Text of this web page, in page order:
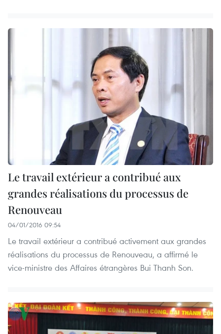
Le travail extérieur a contribué aux
grandes réalisations du processus de
Renouveau
04/01/2016 09:54
Le travail extérieur a contribué activement aux grandes
réalisations du processus de Renouveau, a affirmé le
vice-ministre des Affaires étrangères Bui Thanh Son.